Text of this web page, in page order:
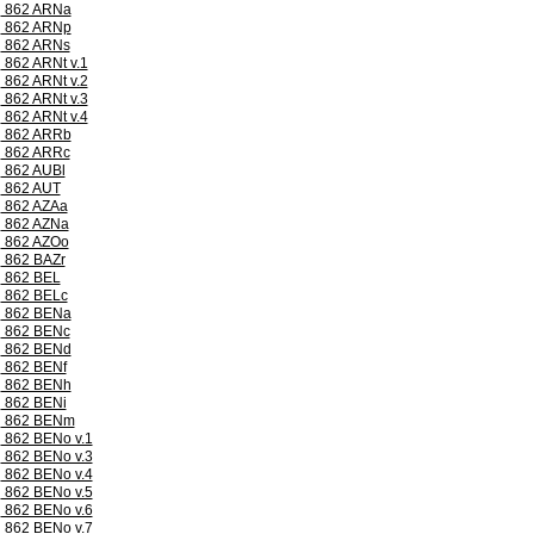
862 ARNa
862 ARNp
862 ARNs
862 ARNt v.1
862 ARNt v.2
862 ARNt v.3
862 ARNt v.4
862 ARRb
862 ARRc
862 AUBl
862 AUT
862 AZAa
862 AZNa
862 AZOo
862 BAZr
862 BEL
862 BELc
862 BENa
862 BENc
862 BENd
862 BENf
862 BENh
862 BENi
862 BENm
862 BENo v.1
862 BENo v.3
862 BENo v.4
862 BENo v.5
862 BENo v.6
862 BENo v.7